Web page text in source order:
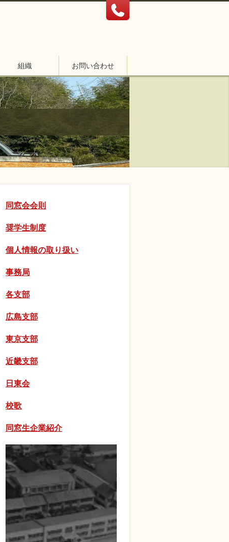
組織 お問い合わせ
同窓会会則
奨学生制度
個人情報の取り扱い
事務局
各支部
広島支部
東京支部
近畿支部
日東会
校歌
同窓生企業紹介
カ
バ
ー
リ
ン
ク